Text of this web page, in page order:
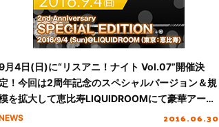
月4日(日)に“リスアニ！ナイト Vol.07”開催決
定！今回は2周年記念のスペシャルバージョン＆規
を拡大して恵比寿LIQUIDROOMにて豪華アーテ
ストが出演！
2016.06.30